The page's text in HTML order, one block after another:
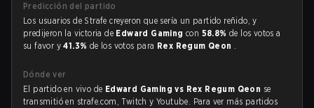
Predicción del partido
Los usuarios de Strafe creyeron que sería un partido reñido, y
predijeron la victoria de Edward Gamingcon 58.8%de los votos a
su favor y41.3% de los votos para Rex Regum Qeon .
Dónde ver
El partido en vivo de Edward Gaming vs Rex Regum Qeon se
transmitió en strafe.com, Twitch y Youtube. Para ver más partidos